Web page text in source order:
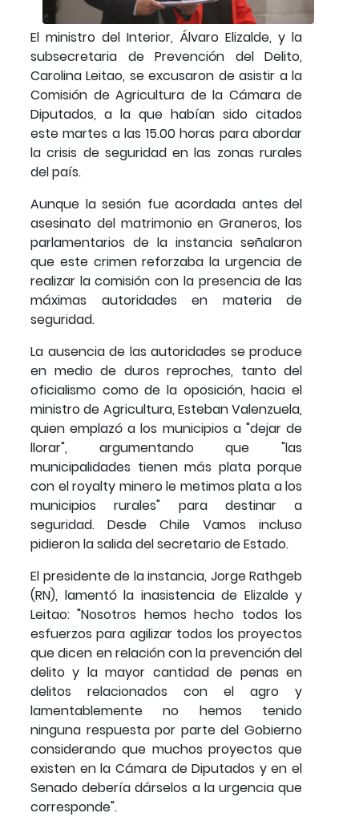
El ministro del Interior, Álvaro Elizalde, y la
subsecretaria de Prevención del Delito,
Carolina Leitao, se excusaron de asistir a la
Comisión de Agricultura de la Cámara de
Diputados, a la que habían sido citados
este martes a las 15.00 horas para abordar
la crisis de seguridad en las zonas rurales
del país.
Aunque la sesión fue acordada antes del
asesinato del matrimonio en Graneros, los
parlamentarios de la instancia señalaron
que este crimen reforzaba la urgencia de
realizar la comisión con la presencia de las
máximas autoridades en materia de
seguridad.
La ausencia de las autoridades se produce
en medio de duros reproches, tanto del
oficialismo como de la oposición, hacia el
ministro de Agricultura, Esteban Valenzuela,
quien emplazó a los municipios a "dejar de
llorar", argumentando que "las
municipalidades tienen más plata porque
con el royalty minero le metimos plata a los
municipios rurales" para destinar a
seguridad. Desde Chile Vamos incluso
pidieron la salida del secretario de Estado.
El presidente de la instancia, Jorge Rathgeb
(RN), lamentó la inasistencia de Elizalde y
Leitao: "Nosotros hemos hecho todos los
esfuerzos para agilizar todos los proyectos
que dicen en relación con la prevención del
delito y la mayor cantidad de penas en
delitos relacionados con el agro y
lamentablemente no hemos tenido
ninguna respuesta por parte del Gobierno
considerando que muchos proyectos que
existen en la Cámara de Diputados y en el
Senado debería dárselos a la urgencia que
corresponde".